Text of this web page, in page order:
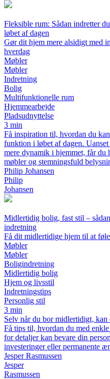
Fleksible rum: Sådan indretter
løbet af dagen
Gør dit hjem mere alsidigt med
hverdag
Møbler
Møbler
Indretning
Bolig
Multifunktionelle rum
Hjemmearbejde
Pladsudnyttelse
3 min
Få inspiration til, hvordan du
funktion i løbet af dagen.
mere dynamik i hjemmet, får
møbler og stemningsfuld
Philip Johansen
Philip
Johansen
Midlertidig bolig, fast stil –
indretning
Få dit midlertidige hjem til at
Møbler
Møbler
Boligindretning
Midlertidig bolig
Hjem og livsstil
Indretningstips
Personlig stil
3 min
Selv når du bor midlertidigt,
Få tips til, hvordan du med
for detaljer kan bevare din
investeringer eller permanente
Jesper Rasmussen
Jesper
Rasmussen